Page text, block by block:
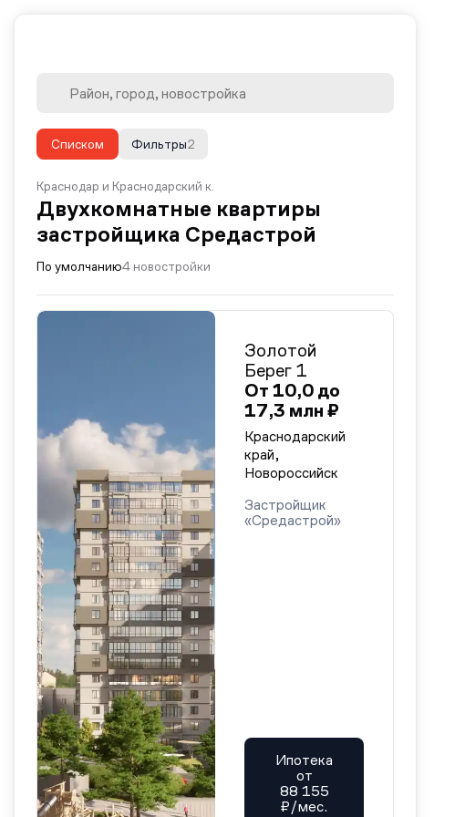
Списком 2
Фильтры
Краснодар и Краснодарский к.
Двухкомнатные квартиры
застройщика Средастрой
По умолчанию4 новостройки
Золотой
Берег 1
От 10,0 до
17,3 млн ₽
Краснодарский
край,
Новороссийск
Застройщик
«Средастрой»
Ипотека
от
88 155
₽/мес.